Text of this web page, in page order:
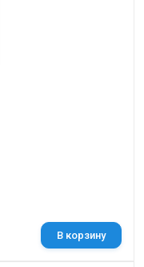
В корзину